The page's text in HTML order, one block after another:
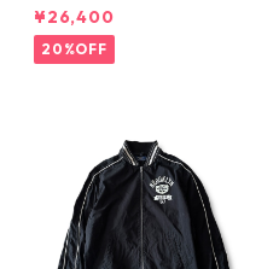
by Polo Ralph Lauren
¥26,400
20%OFF